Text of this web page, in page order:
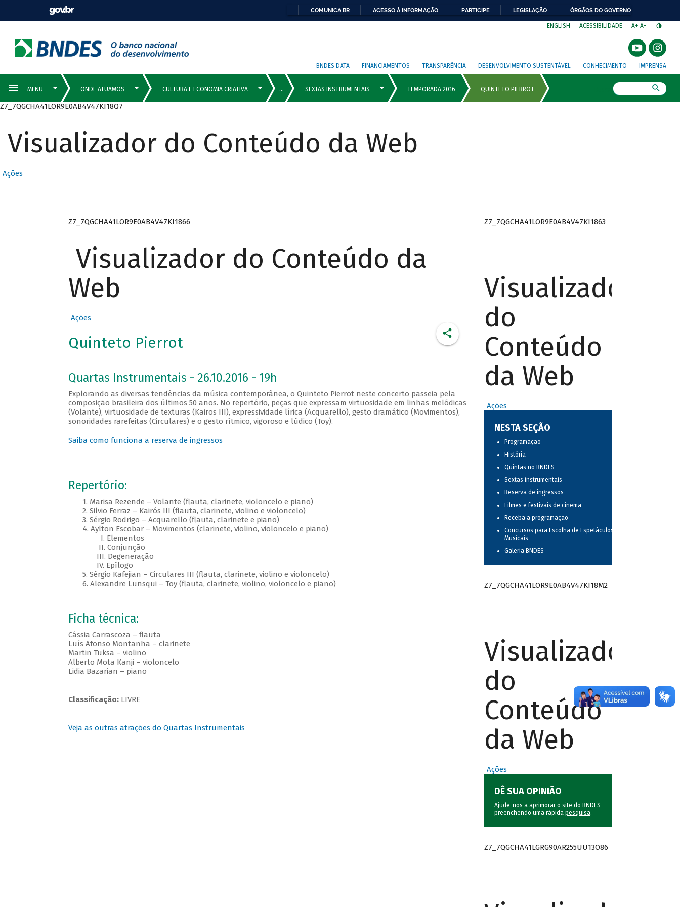
COMUNICA BR ACESSO À INFORMAÇÃO PARTICIPE LEGISLAÇÃO ÓRGÃOS DO GOVERNO
ENGLISH ACESSIBILIDADE A+ A-
BNDES DATA FINANCIAMENTOS TRANSPARÊNCIA DESENVOLVIMENTO SUSTENTÁVEL CONHECIMENTO IMPRENSA
Z7_7QGCHA41LOR9E0AB4V47KI18Q7
Visualizador do Conteúdo da Web
Ações
Z7_7QGCHA41LOR9E0AB4V47KI1866
Visualizador do Conteúdo da
Web
Ações
Quinteto Pierrot
Quartas Instrumentais - 26.10.2016 - 19h
Explorando as diversas tendências da música contemporânea, o Quinteto Pierrot neste concerto passeia pela
composição brasileira dos últimos 50 anos. No repertório, peças que expressam virtuosidade em linhas melódicas
(Volante), virtuosidade de texturas (Kairos III), expressividade lírica (Acquarello), gesto dramático (Movimentos),
sonoridades rarefeitas (Circulares) e o gesto rítmico, vigoroso e lúdico (Toy).
Saiba como funciona a reserva de ingressos
Repertório:
1. Marisa Rezende – Volante (flauta, clarinete, violoncelo e piano)
2. Silvio Ferraz – Kairós III (flauta, clarinete, violino e violoncelo)
3. Sérgio Rodrigo – Acquarello (flauta, clarinete e piano)
4. Aylton Escobar – Movimentos (clarinete, violino, violoncelo e piano)
I. Elementos
II. Conjunção
III. Degeneração
IV. Epílogo
5. Sérgio Kafejian – Circulares III (flauta, clarinete, violino e violoncelo)
6. Alexandre Lunsqui – Toy (flauta, clarinete, violino, violoncelo e piano)
Ficha técnica:
Cássia Carrascoza – flauta
Luís Afonso Montanha – clarinete
Martin Tuksa – violino
Alberto Mota Kanji – violoncelo
Lidia Bazarian – piano
Classificação:LIVRE
Veja as outras atrações do Quartas Instrumentais
Z7_7QGCHA41LOR9E0AB4V47KI1863
Visualizador
do
Conteúdo
da Web
Ações
NESTA SEÇÃO
Programação
História
Quintas no BNDES
Sextas instrumentais
Reserva de ingressos
Filmes e festivais de cinema
Receba a programação
Concursos para Escolha de Espetáculos
Musicais
Galeria BNDES
Z7_7QGCHA41LOR9E0AB4V47KI18M2
Visualizador
do
Conteúdo
da Web
Ações
DÊ SUA OPINIÃO
Ajude-nos a aprimorar o site do BNDES
preenchendo uma rápida pesquisa.
Z7_7QGCHA41LGRG90AR255UU13O86